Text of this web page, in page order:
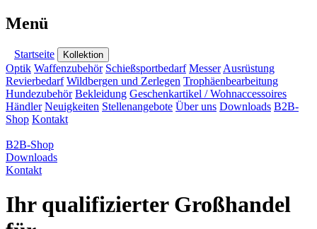
Menü
Startseite Kollektion
Optik Waffenzubehör Schießsportbedarf Messer Ausrüstung
Revierbedarf Wildbergen und Zerlegen Trophäenbearbeitung
Hundezubehör Bekleidung Geschenkartikel / Wohnaccessoires
Händler Neuigkeiten Stellenangebote Über uns Downloads B2B-
Shop Kontakt
B2B-Shop
Downloads
Kontakt
Ihr qualifizierter Großhandel